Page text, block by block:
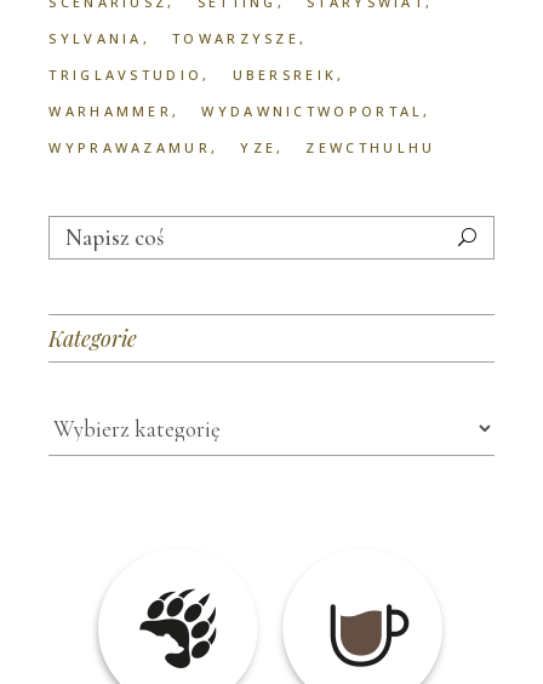
SYLVANIA
TOWARZYSZE
TRIGLAVSTUDIO
UBERSREIK
WARHAMMER
WYDAWNICTWOPORTAL
WYPRAWAZAMUR
YZE ZEWCTHULHU
Search
for:
Kategorie